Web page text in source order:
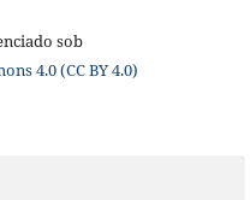
sob
4.0 (CC BY 4.0)